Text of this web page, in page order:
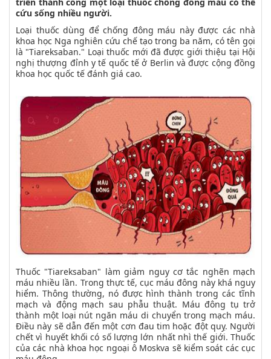
triển thành công một loại thuốc chống đông máu có thể
cứu sống nhiều người.
Loại thuốc dùng để chống đông máu này được các nhà
khoa học Nga nghiên cứu chế tạo trong ba năm, có tên gọi
là "Tiareksaban." Loại thuốc mới đã được giới thiệu tại Hội
nghị thượng đỉnh y tế quốc tế ở Berlin và được cộng đồng
khoa học quốc tế đánh giá cao.
Thuốc "Tiareksaban" làm giảm nguy cơ tắc nghẽn mạch
máu nhiều lần. Trong thực tế, cục máu đông này khá nguy
hiểm. Thông thường, nó được hình thành trong các tĩnh
mạch và động mạch sau phẫu thuật. Máu đông tụ trở
thành một loại nút ngăn máu di chuyển trong mạch máu.
Điều này sẽ dẫn đến một cơn đau tim hoặc đột quỵ. Người
chết vì huyết khối có số lượng lớn nhất nhì thế giới. Thuốc
của các nhà khoa học ngoại ô Moskva sẽ kiểm soát các cục